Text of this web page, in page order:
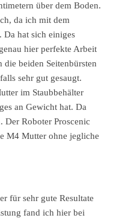
über dem Boden.
da ich mit dem
Da hat sich einiges
hier perfekte Arbeit
beiden Seitenbürsten
sehr gut gesaugt.
im Staubbehälter
an Gewicht hat. Da
Der Roboter Proscenic
M4 Mutter ohne jegliche
für sehr gute Resultate
fand ich hier bei